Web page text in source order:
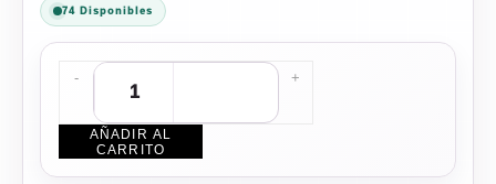
74 Disponibles
- +
AÑADIR AL
CARRITO